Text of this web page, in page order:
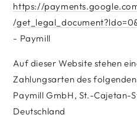
https://
/get_legal_document?ldo=0
- Paymill
Auf dieser Website stehen
Zahlungsarten des
Paymill GmbH, St.-Cajetan-
Deutschland